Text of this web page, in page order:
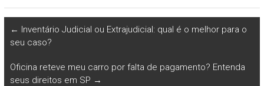
← Inventário Judicial ou Extrajudicial: qual é o melhor para o
seu caso?
Oficina reteve meu carro por falta de pagamento? Entenda
seus direitos em SP →